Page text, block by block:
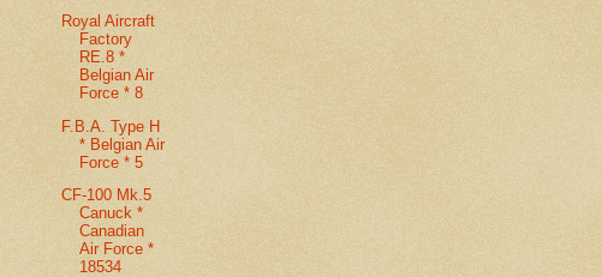
Royal Aircraft
Factory
RE.8 *
Belgian Air
Force * 8
F.B.A. Type H
* Belgian Air
Force * 5
CF-100 Mk.5
Canuck *
Canadian
Air Force *
18534